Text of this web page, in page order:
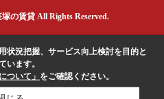
の賃貸 All Rights Reserved.
状況把握、サービス向上検討を目的と
います。
ついて」 をご確認ください。